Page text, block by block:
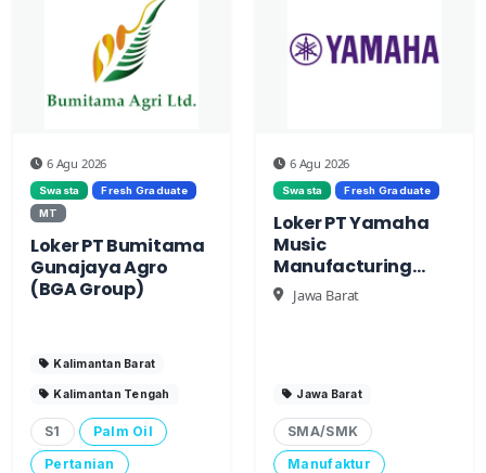
6 Agu 2026
Swasta
Fresh Graduate
MT
Loker PT Bumitama
Gunajaya Agro
(BGA Group)
Kalimantan Barat
Kalimantan Tengah
S1
Palm Oil
Pertanian
6 Agu 2026
Swasta Fresh Graduate
Loker PT Yamaha
Music
Manufacturing
Indonesia
Jawa Barat
Jawa Barat
SMA/SMK
Manufaktur